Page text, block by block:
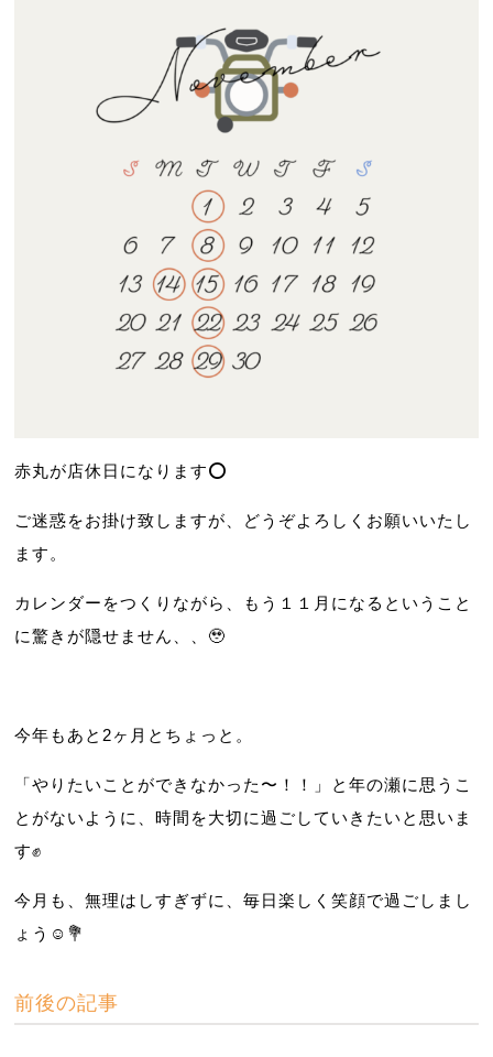
赤丸が店休日になります⭕️
ご迷惑をお掛け致しますが、どうぞよろしくお願いいたし
ます。
カレンダーをつくりながら、もう１１月になるということ
に驚きが隠せません、、🥹
今年もあと2ヶ月とちょっと。
「やりたいことができなかった〜！！」と年の瀬に思うこ
とがないように、時間を大切に過ごしていきたいと思いま
す✊
今月も、無理はしすぎずに、毎日楽しく笑顔で過ごしまし
ょう☺️💐
前後の記事